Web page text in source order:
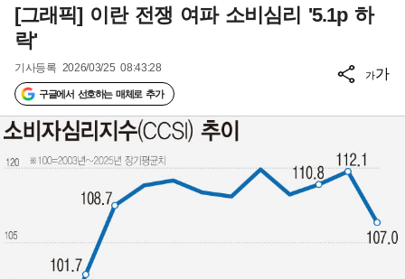
[그래픽] 이란 전쟁 여파 소비심리 '5.1p 하
락'
기사등록 2026/03/25 08:43:28
구글에서 선호하는 매체로 추가
가가